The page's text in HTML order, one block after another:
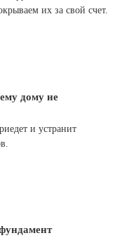
их за свой счет.
дому не
и устранит